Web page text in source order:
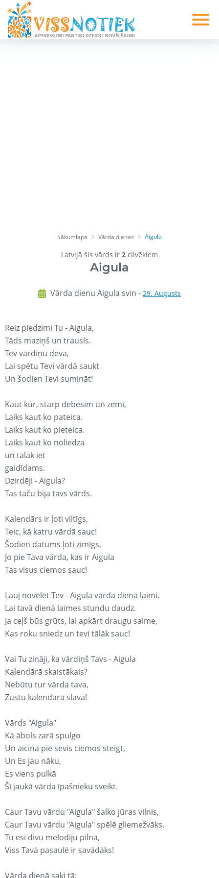
Sākumlapa Vārda dienas Aigula
Latvijā šis vārds ir 2 cilvēkiem
Aigula
Vārda dienu Aigula svin - 29. Augusts
Reiz piedzimi Tu - Aigula,
Tāds maziņš un trausls.
Tev vārdiņu deva,
Lai spētu Tevi vārdā saukt
Un šodien Tevi sumināt!
Kaut kur, starp debesīm un zemi,
Laiks kaut ko pateica.
Laiks kaut ko pieteica.
Laiks kaut ko noliedza
un tālāk iet
gaidīdams.
Dzirdēji - Aigula?
Tas taču bija tavs vārds.
Kalendārs ir ļoti viltīgs,
Teic, kā katru vārdā sauc!
Šodien datums ļoti zīmīgs,
Jo pie Tava vārda, kas ir Aigula
Tas visus ciemos sauc!
Ļauj novēlēt Tev - Aigula vārda dienā laimi,
Lai tavā dienā laimes stundu daudz.
Ja ceļš būs grūts, lai apkārt draugu saime,
Kas roku sniedz un tevi tālāk sauc!
Vai Tu zināji, ka vārdiņš Tavs - Aigula
Kalendārā skaistākais?
Nebūtu tur vārda tava,
Zustu kalendāra slava!
Vārds "Aigula"
Kā ābols zarā spulgo
Un aicina pie sevis ciemos steigt,
Un Es jau nāku,
Es viens pulkā
Šī jaukā vārda īpašnieku sveikt.
Caur Tavu vārdu "Aigula" šalko jūras vilnis,
Caur Tavu vārdu "Aigula" spēlē gliemežvāks.
Tu esi divu melodiju pilna,
Viss Tavā pasaulē ir savādāks!
Vārda dienā saki tā: